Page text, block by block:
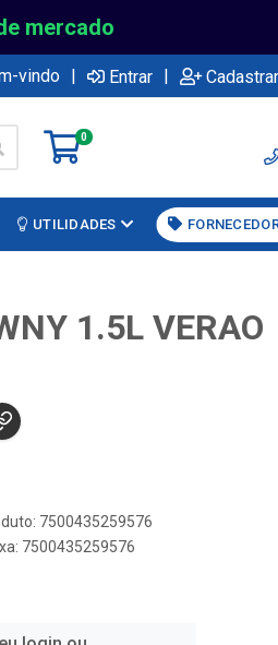
mercado
vindo | Entrar | Cadastrar
0
UTILIDADES
1.5L VERAO
7500435259576
7500435259576